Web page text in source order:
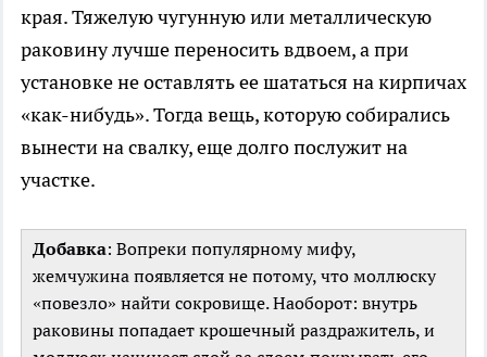
края. Тяжелую чугунную или металлическую
раковину лучше переносить вдвоем, а при
установке не оставлять ее шататься на кирпичах
«как-нибудь». Тогда вещь, которую собирались
вынести на свалку, еще долго послужит на
участке.
Добавка: Вопреки популярному мифу,
жемчужина появляется не потому, что моллюску
«повезло» найти сокровище. Наоборот: внутрь
раковины попадает крошечный раздражитель, и